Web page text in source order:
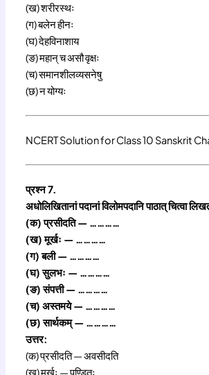
(ख) शरीरस्थः
(ग) बलेन हीनः
(घ) देहविनाशाय
(ङ) महान् च असौ वृक्षः
(च) समानशीलव्यसनेषु
(छ) न योग्यः
NCERT Solution for Class 10 Sanskrit
प्रश्न 7.
अधोलिखितानां पदानां विलोमपदानि पाठात् चित्वा
(क) प्रसीदति — …………
(ख) मूर्खः — …………
(ग) बली — …………
(घ) सुलभः — …………
(ङ) संपत्ती — …………
(च) अस्तमये — …………
(छ) सार्थकम् — …………
उत्तर:
(क) प्रसीदति — अवसीदति
(ख) मूर्खः — पण्डितः